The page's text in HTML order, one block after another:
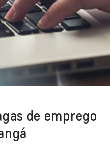
de emprego